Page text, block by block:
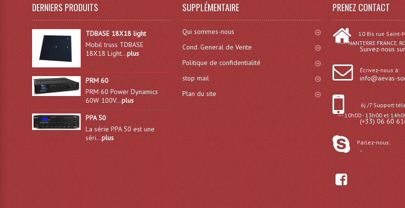
DERNIERS PRODUITS
TDBASE 18X18 light
Mobil truss TDBASE
18X18 Light...plus
PRM 60
PRM 60 Power Dynamics
60W 100V...plus
PPA 50
La série PPA 50 est une
séri...plus
SUPPLÉMENTAIRE
Qui sommes-nous
Cond. General de Vente
Politique de confidentialité
stop mail
Plan du site
PRENEZ CONTACT
10 Bis rue Saint-
----- NANTERRE FRANCE.
Suivez-nous
Écrivez-nous à:
info@aevas-
6j /7 Support
--- 10h00 - 13h00 et
(+33) 06 60
Parlez-nous:
-